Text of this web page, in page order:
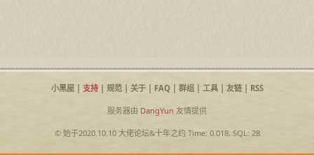
小黑屋| 支持| 规范| 关于| FAQ| 群组| 工具| 友链| RSS
服务器由 DangYun 友情提供
© 始于2020.10.10 大佬论坛&十年之约Time: 0.018, SQL: 28